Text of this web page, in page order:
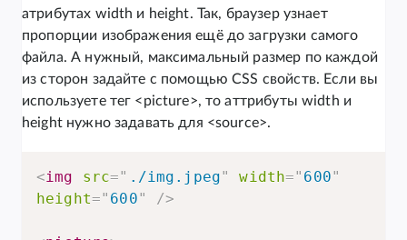
атрибутах width и height. Так, браузер узнает
пропорции изображения ещё до загрузки самого
файла. А нужный, максимальный размер по каждой
из сторон задайте с помощью CSS свойств. Если вы
используете тег <picture>, то аттрибуты width и
height нужно задавать для <source>.
<img src=" ./img.jpeg" width=" 600"
height=" 600" />